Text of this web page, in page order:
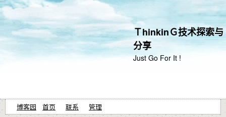
ＴhinkinＧ技术探索与
分享
Just Go For It !
博客园 首页 联系 管理